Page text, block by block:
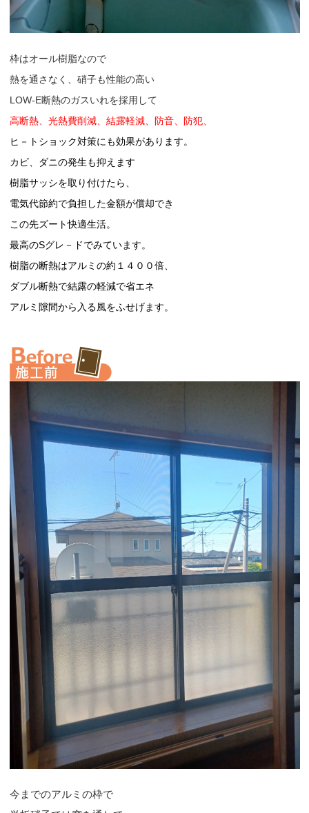
枠はオール樹脂なので
熱を通さなく、硝子も性能の高い
LOW-E断熱のガスいれを採用して
高断熱、光熱費削減、結露軽減、防音、防犯、
ヒ－トショック対策にも効果があります。
カビ、ダニの発生も抑えます
樹脂サッシを取り付けたら、
電気代節約で負担した金額が償却でき
この先ズート快適生活。
最高のSグレ－ドでみています。
樹脂の断熱はアルミの約１４００倍、
ダブル断熱で結露の軽減で省エネ
アルミ隙間から入る風をふせげます。
今までのアルミの枠で